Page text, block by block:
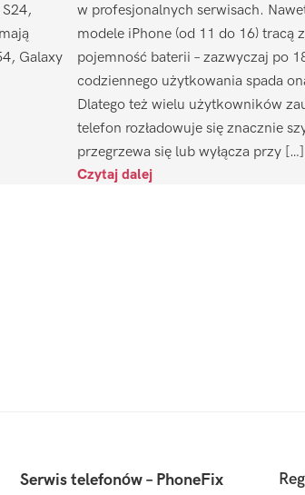
Galaxy
w profesjonalnych serwisach.
modele iPhone (od 11 do 16) tracą
pojemność baterii – zazwyczaj po
codziennego użytkowania spada
Dlatego też wielu użytkowników
telefon rozładowuje się znacznie
przegrzewa się lub wyłącza przy […]
Czytaj dalej
Serwis telefonów – PhoneFix